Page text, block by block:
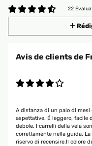
22
Avis de clients de
A distanza di un paio di
aspettative. É leggero, facile
debole. I carrelli della vela
correttamente nella guida.
riservo di recensire.Il colore